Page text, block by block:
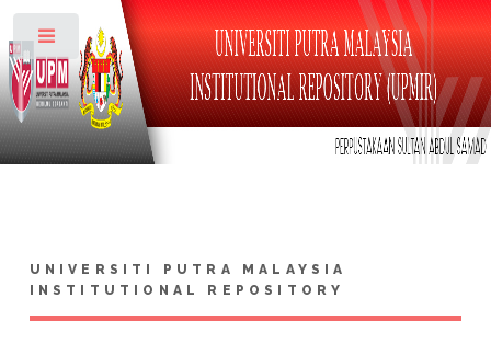
UNIVERSITI PUTRA MALAYSIA
INSTITUTIONAL REPOSITORY
Toggle